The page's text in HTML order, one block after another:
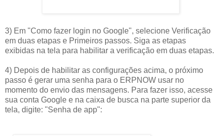
3) Em "Como fazer login no Google", selecione Verificação
em duas etapas e Primeiros passos. Siga as etapas
exibidas na tela para habilitar a verificação em duas etapas.
4) Depois de habilitar as configurações acima, o próximo
passo é gerar uma senha para o ERPNOW usar no
momento do envio das mensagens. Para fazer isso, acesse
sua conta Google e na caixa de busca na parte superior da
tela, digite: "Senha de app":